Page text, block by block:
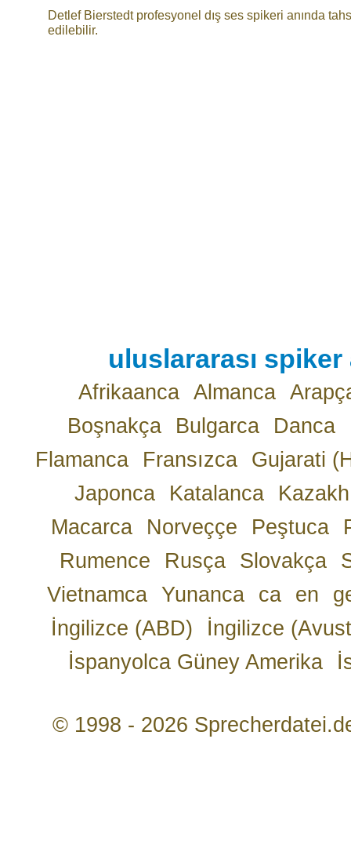
Detlef Bierstedt profesyonel dış ses spikeri anında
edilebilir.
uluslararası
Afrikaanca Almanca
Boşnakça
Bulgarca Danca
Flamanca
Fransızca
Gujarati
Japonca
Katalanca
Kazakh
Macarca
Norveççe Peştuca
Rumence
Rusça Slovakça
Vietnamca
Yunanca ca en
İngilizce (ABD)
İngilizce
İspanyolca Güney Amerika
© 1998 - 2026